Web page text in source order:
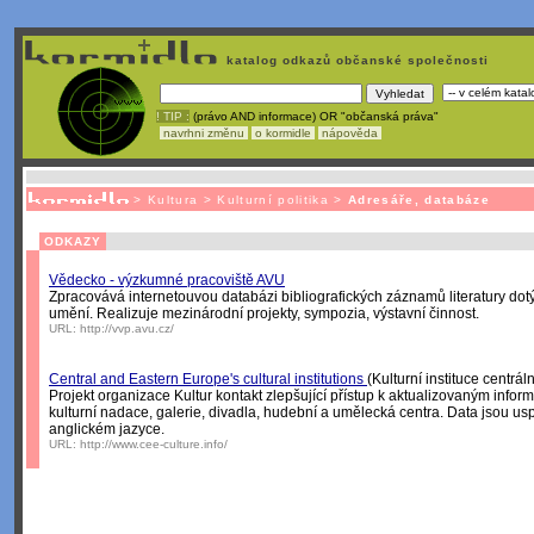
katalog odkazů občanské společnosti
! TIP : (právo AND informace) OR "občanská práva"
navrhni změnu
o kormidle nápověda
> Kultura > Kulturní politika > Adresáře, databáze
ODKAZY
Vědecko - výzkumné pracoviště AVU
Zpracovává internetouvou databázi bibliografických záznamů literatury
umění. Realizuje mezinárodní projekty, sympozia, výstavní činnost.
URL: http://vvp.avu.cz/
Central and Eastern Europe's cultural institutions (Kulturní instituce
Projekt organizace Kultur kontakt zlepšující přístup k aktualizovaným
kulturní nadace, galerie, divadla, hudební a umělecká centra. Data jsou
anglickém jazyce.
URL: http://www.cee-culture.info/